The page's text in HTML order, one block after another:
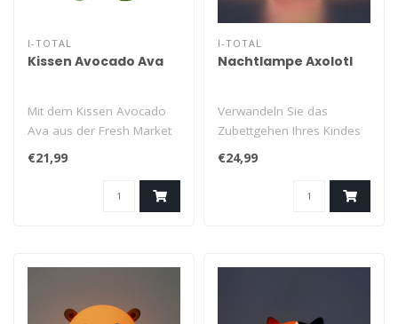
I-TOTAL
Kissen Avocado Ava
Mit dem Kissen Avocado
Ava aus der Fresh Market
Collection von i-total
verleihen..
€21,99
I-TOTAL
Nachtlampe Axolotl
Verwandeln Sie das
Zubettgehen Ihres Kindes
in ein zauberhaftes
Erlebnis. Dieses..
€24,99